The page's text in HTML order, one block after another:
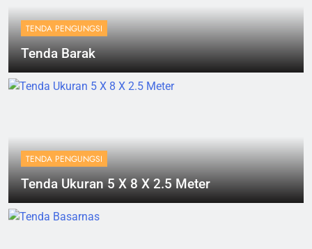
TENDA PENGUNGSI
Tenda Barak
TENDA PENGUNGSI
Tenda Ukuran 5 X 8 X 2.5 Meter